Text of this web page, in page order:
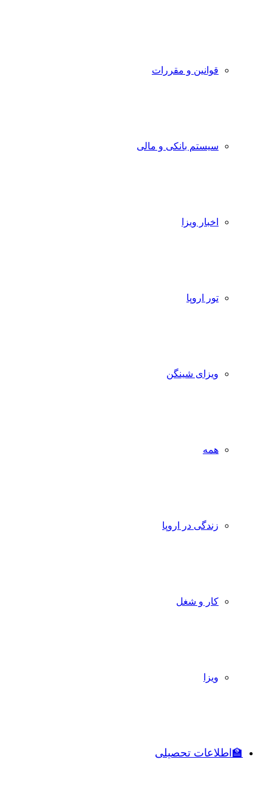
قوانین و مقررات
سیستم بانکی و مالی
اخبار ویزا
تور اروپا
ویزای شینگن
همه
زندگی در اروپا
کار و شغل
ویزا
🏫اطلاعات تحصیلی